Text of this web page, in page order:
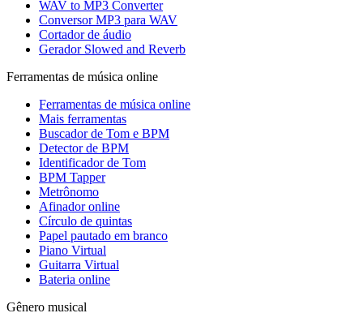
WAV to MP3 Converter
Conversor MP3 para WAV
Cortador de áudio
Gerador Slowed and Reverb
Ferramentas de música online
Ferramentas de música online
Mais ferramentas
Buscador de Tom e BPM
Detector de BPM
Identificador de Tom
BPM Tapper
Metrônomo
Afinador online
Círculo de quintas
Papel pautado em branco
Piano Virtual
Guitarra Virtual
Bateria online
Gênero musical